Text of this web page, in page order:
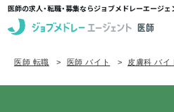
医師の求人・転職・募集ならジョブメドレーエージェ
求人を探す
医師 転職 医師 バイト 皮膚科 バイ